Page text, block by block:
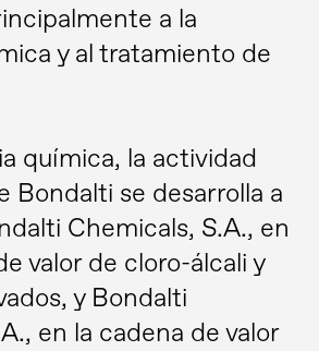
a la
y al tratamiento de
química, la actividad
Bondalti se desarrolla a
Chemicals, S.A., en
valor de cloro-álcali y
y Bondalti
en la cadena de valor